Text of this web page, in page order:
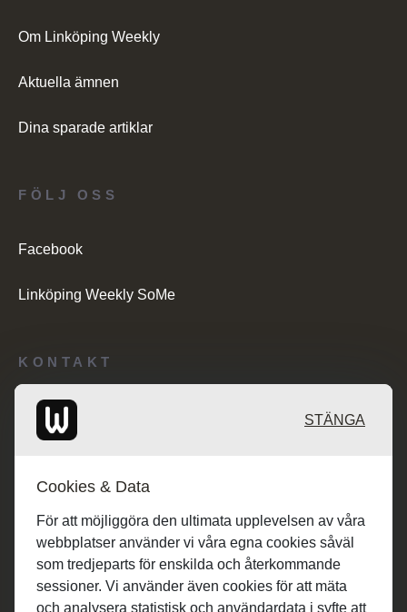
Om Linköping Weekly
Aktuella ämnen
Dina sparade artiklar
KONTAKT
Redaktionen: desk@maratongroup.com
FÖLJ OSS
Facebook
Linköping Weekly SoMe
STÄNGA
Cookies & Data
För att möjliggöra den ultimata upplevelsen av våra
webbplatser använder vi våra egna cookies såväl
som tredjeparts för enskilda och återkommande
sessioner. Vi använder även cookies för att mäta
och analysera statistisk och användardata i syfte att